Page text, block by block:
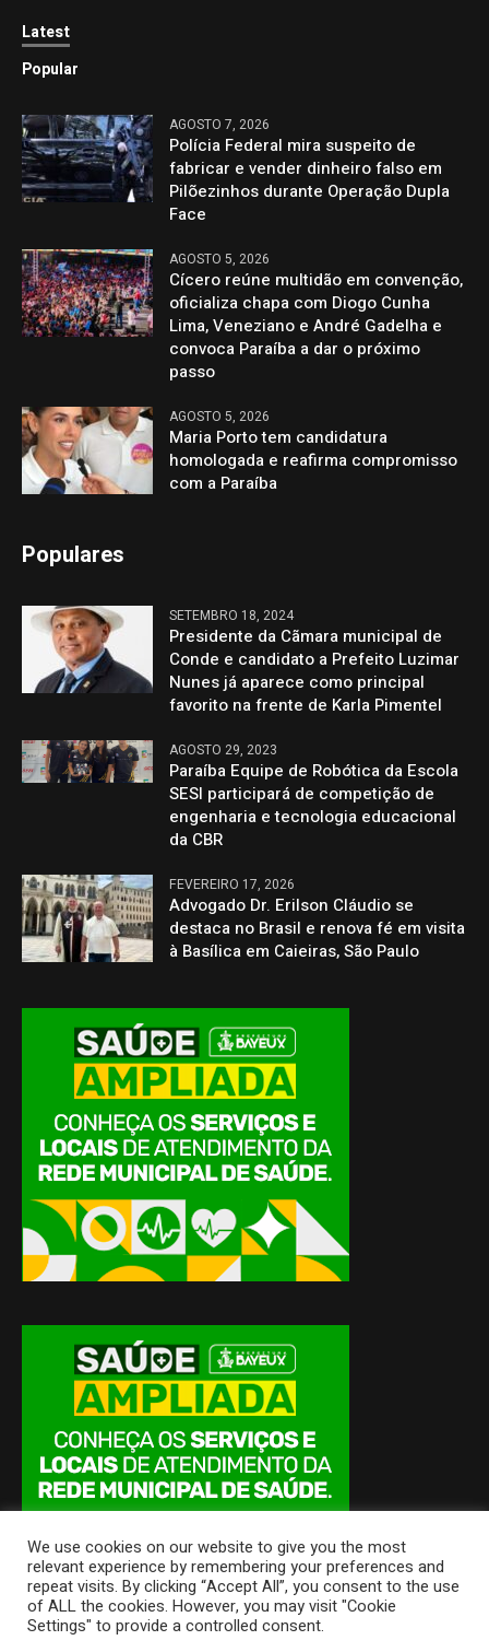
Latest
Popular
AGOSTO 7, 2026
Polícia Federal mira suspeito de
fabricar e vender dinheiro falso em
Pilõezinhos durante Operação Dupla
Face
AGOSTO 5, 2026
Cícero reúne multidão em convenção,
oficializa chapa com Diogo Cunha
Lima, Veneziano e André Gadelha e
convoca Paraíba a dar o próximo
passo
AGOSTO 5, 2026
Maria Porto tem candidatura
homologada e reafirma compromisso
com a Paraíba
Populares
SETEMBRO 18, 2024
Presidente da Cãmara municipal de
Conde e candidato a Prefeito Luzimar
Nunes já aparece como principal
favorito na frente de Karla Pimentel
AGOSTO 29, 2023
Paraíba Equipe de Robótica da Escola
SESI participará de competição de
engenharia e tecnologia educacional
da CBR
FEVEREIRO 17, 2026
Advogado Dr. Erilson Cláudio se
destaca no Brasil e renova fé em visita
à Basílica em Caieiras, São Paulo
We use cookies on our website to give you the most
relevant experience by remembering your preferences and
repeat visits. By clicking “Accept All”, you consent to the use
of ALL the cookies. However, you may visit "Cookie
Settings" to provide a controlled consent.